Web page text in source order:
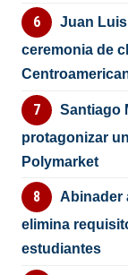
Juan
ceremonia de
Santiago
protagonizar
Polymarket
Abinader
elimina
estudiantes